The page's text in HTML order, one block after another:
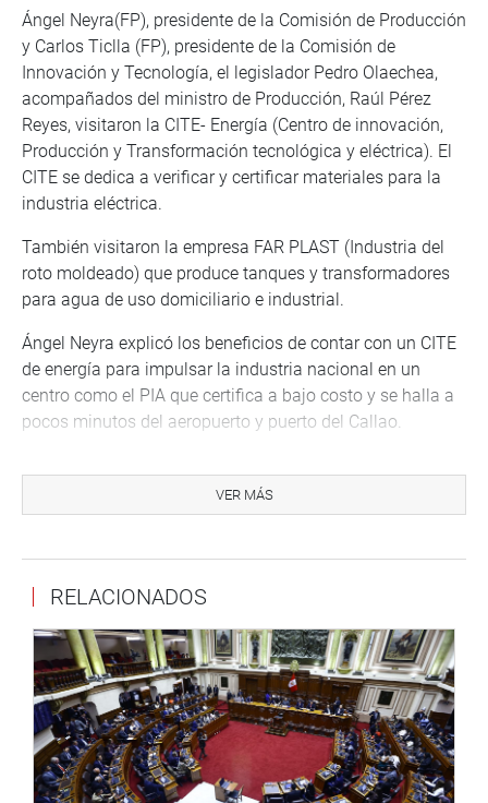
Ángel Neyra(FP), presidente de la Comisión de Producción
y Carlos Ticlla (FP), presidente de la Comisión de
Innovación y Tecnología, el legislador Pedro Olaechea,
acompañados del ministro de Producción, Raúl Pérez
Reyes, visitaron la CITE- Energía (Centro de innovación,
Producción y Transformación tecnológica y eléctrica). El
CITE se dedica a verificar y certificar materiales para la
industria eléctrica.
También visitaron la empresa FAR PLAST (Industria del
roto moldeado) que produce tanques y transformadores
para agua de uso domiciliario e industrial.
Ángel Neyra explicó los beneficios de contar con un CITE
de energía para impulsar la industria nacional en un
centro como el PIA que certifica a bajo costo y se halla a
pocos minutos del aeropuerto y puerto del Callao.
Los presidentes de las Comisiones de Producción, Micro y
Ciencia, Innovación y Tecnología, Carlos Ticlla (FP), junto
con el ministro de Producción Raúl Pérez- Reyes Espejo,
firmaron esta tarde “La Declaración de Ancón”, en la que
acordaron en una sesión conjunta descentralizada
concordar con el fomento de una política pública de
promoción y desarrollo de parques industriales en el
marco de la normatividad vigente.
También acordaron proponer el apoyo a la micro y
pequeña empresa para generar acceso a los mercados
VER MÁS
RELACIONADOS